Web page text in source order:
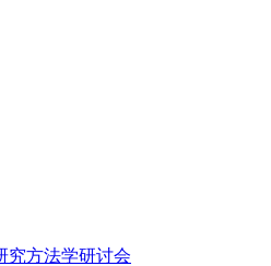
究方法学研讨会